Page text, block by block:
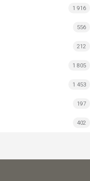
1 916
556
212
1 805
1 453
197
402